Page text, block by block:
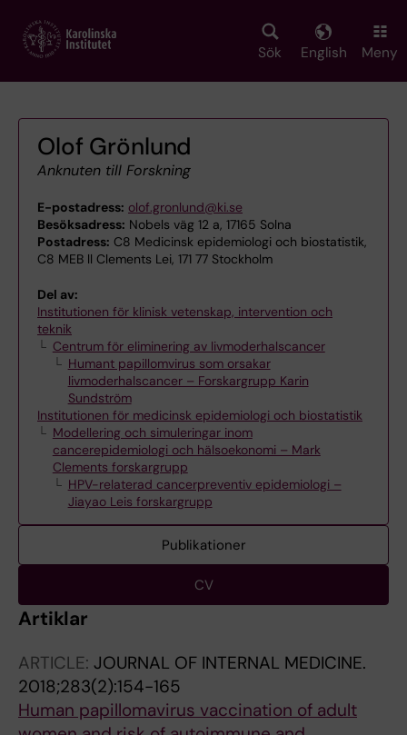
main
Sök English Meny
Olof Grönlund
Anknuten till Forskning
E-postadress: olof.gronlund@ki.se
Besöksadress: Nobels väg 12 a, 17165 Solna
Postadress: C8 Medicinsk epidemiologi och biostatistik,
C8 MEB ll Clements Lei, 171 77 Stockholm
Del av:
Institutionen för klinisk vetenskap, intervention och
teknik
Centrum för eliminering av livmoderhalscancer
Humant papillomvirus som orsakar
livmoderhalscancer – Forskargrupp Karin
Sundström
Institutionen för medicinsk epidemiologi och biostatistik
Modellering och simuleringar inom
cancerepidemiologi och hälsoekonomi – Mark
Clements forskargrupp
HPV-relaterad cancerpreventiv epidemiologi –
Jiayao Leis forskargrupp
Publikationer
CV
Artiklar
ARTICLE: JOURNAL OF INTERNAL MEDICINE.
2018;283(2):154-165
Human papillomavirus vaccination of adult